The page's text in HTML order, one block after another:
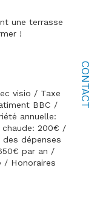
CONTACT
une terrasse
!
visio / Taxe
BBC /
annuelle:
chaude: 200€ /
dépenses
par an /
/ Honoraires